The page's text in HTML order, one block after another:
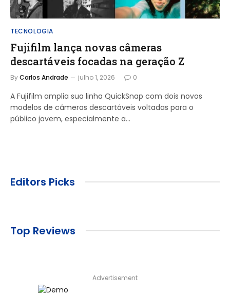
TECNOLOGIA
Fujifilm lança novas câmeras
descartáveis focadas na geração Z
ByCarlos Andrade julho 1, 2026 0
A Fujifilm amplia sua linha QuickSnap com dois novos
modelos de câmeras descartáveis voltadas para o
público jovem, especialmente a…
Editors Picks
Top Reviews
Advertisement